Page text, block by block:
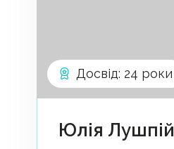
Досвід: 24 роки
Юлія Лушпій